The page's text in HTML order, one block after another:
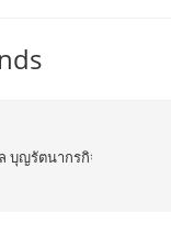
บุญรัตนากรกิจ , ณัฐฐิร